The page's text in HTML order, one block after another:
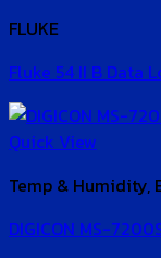
FLUKE
Fluke 54 II B Data
Quick View
Temp & Humidity,
DIGICON MS-